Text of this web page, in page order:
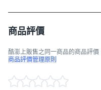
商品評價
酷澎上販售之同一商品的商品評價
商品評價管理原則